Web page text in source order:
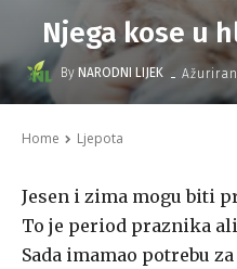
Njega kose u
By NARODNI LIJEK -
Home Ljepota
Jesen i zima mogu biti
To je period praznika
Sada imamao potrebu